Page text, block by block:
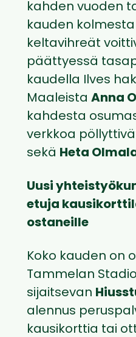
kahden vuoden
kauden
keltavihreät
päättyessä
kaudella Ilves
Maaleista Anna
kahdesta
verkkoa
sekä Heta
Uusi
etuja
ostaneille
Koko kauden on
Tammelan
sijaitsevan
alennus
kausikorttia tai